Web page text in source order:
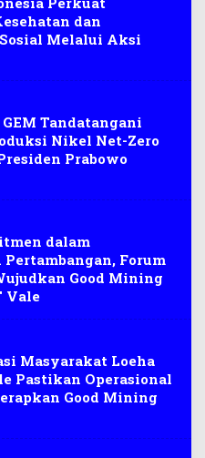
dan
Melalui Aksi
Tandatangani
Nikel Net-Zero
Prabowo
dalam
Pertambangan, Forum
Good Mining
Vale
Masyarakat Loeha
Pastikan Operasional
Good Mining